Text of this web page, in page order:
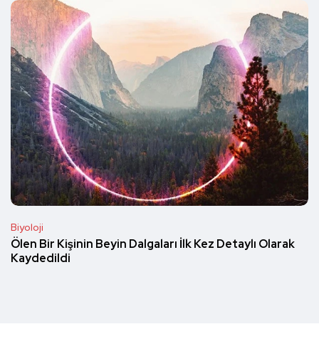
Biyoloji
Ölen Bir Kişinin Beyin Dalgaları İlk Kez Detaylı Olarak
Kaydedildi